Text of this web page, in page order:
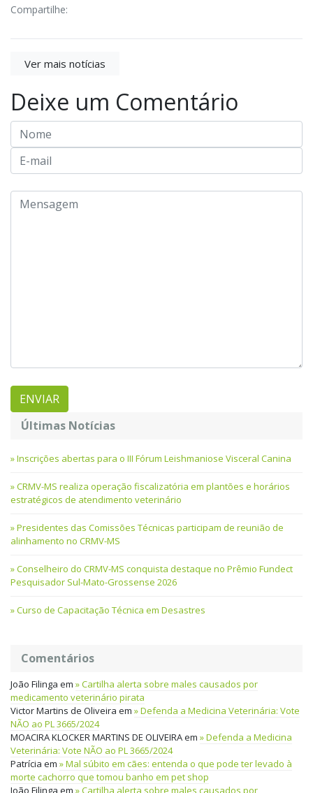
Compartilhe:
Ver mais notícias
Deixe um Comentário
Últimas Notícias
Inscrições abertas para o III Fórum Leishmaniose Visceral Canina
CRMV-MS realiza operação fiscalizatória em plantões e horários
estratégicos de atendimento veterinário
Presidentes das Comissões Técnicas participam de reunião de
alinhamento no CRMV-MS
Conselheiro do CRMV-MS conquista destaque no Prêmio Fundect
Pesquisador Sul-Mato-Grossense 2026
Curso de Capacitação Técnica em Desastres
Comentários
João Filinga em
Cartilha alerta sobre males causados por
medicamento veterinário pirata
Victor Martins de Oliveira em
Defenda a Medicina Veterinária: Vote
NÃO ao PL 3665/2024
MOACIRA KLOCKER MARTINS DE OLIVEIRAem
Defenda a Medicina
Veterinária: Vote NÃO ao PL 3665/2024
Patrícia em
Mal súbito em cães: entenda o que pode ter levado à
morte cachorro que tomou banho em pet shop
João Filinga em Cartilha alerta sobre males causados por